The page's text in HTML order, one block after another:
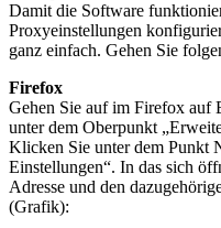
Damit die Software
Proxyeinstellungen
ganz einfach. Gehen Sie
Firefox
Gehen Sie auf im Firefox auf
unter dem Oberpunkt
Klicken Sie unter dem Punkt
Einstellungen“. In das sich
Adresse und den
(Grafik):